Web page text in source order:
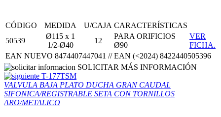
CÓDIGO MEDIDA U/CAJA CARACTERÍSTICAS
50539
Ø115 x 1
1/2-Ø40
12
PARA ORIFICIOS
Ø90
VER
FICHA.
EAN NUEVO 8474407447041 // EAN (<2024) 8422440505396
SOLICITAR MÁS INFORMACIÓN
T-177TSM
VALVULA BAJA PLATO DUCHA GRAN CAUDAL
SIFONICA/REGISTRABLE SETA CON TORNILLOS
ARO/METALICO